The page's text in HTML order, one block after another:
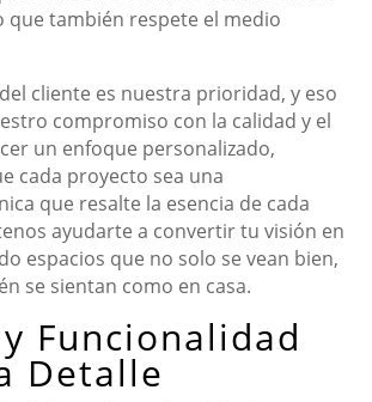
que también respete el medio
cliente es nuestra prioridad, y eso
compromiso con la calidad y el
un enfoque personalizado,
cada proyecto sea una
que resalte la esencia de cada
ayudarte a convertir tu visión en
espacios que no solo se vean bien,
se sientan como en casa.
Funcionalidad
Detalle